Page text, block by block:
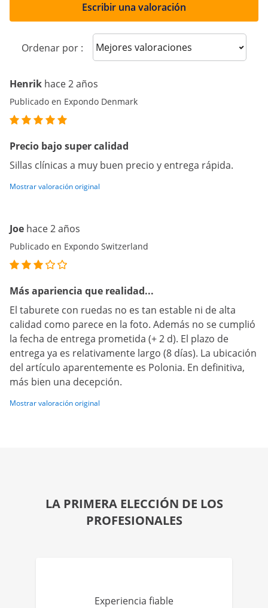
Escribir una valoración
Ordenar por : Sort reviews
Henrik hace 2 años
Publicado en Expondo Denmark
Precio bajo super calidad
Sillas clínicas a muy buen precio y entrega rápida.
Mostrar valoración original
Joe hace 2 años
Publicado en Expondo Switzerland
Más apariencia que realidad...
El taburete con ruedas no es tan estable ni de alta
calidad como parece en la foto. Además no se cumplió
la fecha de entrega prometida (+ 2 d). El plazo de
entrega ya es relativamente largo (8 días). La ubicación
del artículo aparentemente es Polonia. En definitiva,
más bien una decepción.
Mostrar valoración original
LA PRIMERA ELECCIÓN DE LOS
PROFESIONALES
Experiencia fiable